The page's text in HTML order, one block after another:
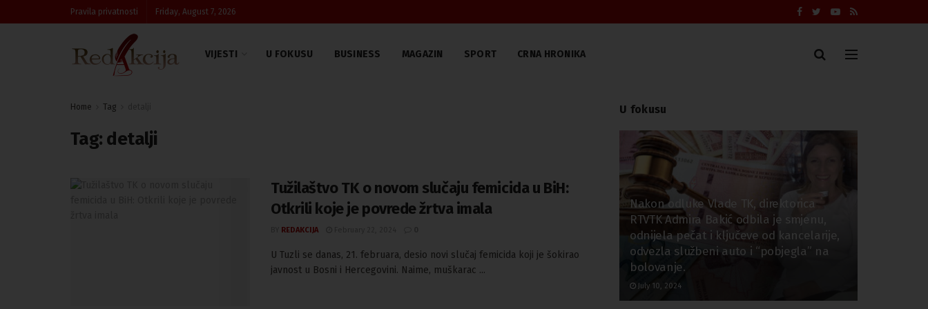
Pravila privatnosti Friday, August 7, 2026
VIJESTI U FOKUSU BUSINESS MAGAZIN SPORT CRNA HRONIKA
Home Tag
Tag: detalji
Tužilaštvo TK o novom slučaju femicida u BiH:
Otkrili koje je povrede žrtva imala
REDAKCIJA
U Tuzli se danas, 21. februara, desio novi slučaj femicida koji je šokirao
javnost u Bosni i Hercegovini. Naime, muškarac ...
U fokusu
Nakon odluke Vlade TK, direktorica
RTVTK Admira Bakić odbila je smjenu,
odnijela pečat i ključeve od kancelarije,
odvezla službeni auto i “pobjegla” na
bolovanje.
July 10, 2024